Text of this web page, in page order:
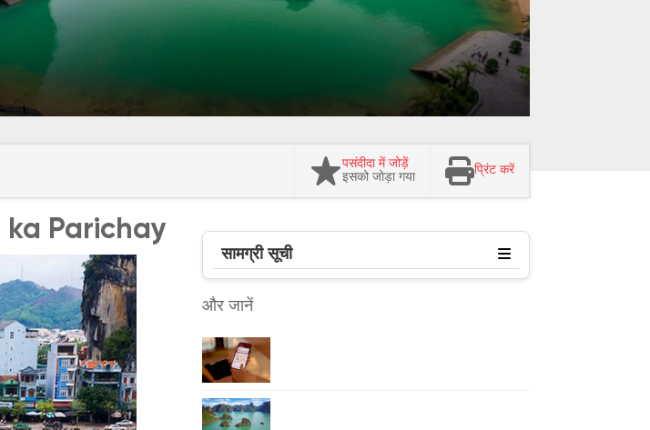
पसंदीदा में जोड़ें
इसको जोड़ा गया
प्रिंट करें
ka Parichay
सामग्री सूची
और जानें